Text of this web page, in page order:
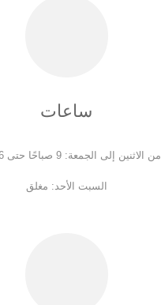
ساعات
من الاثنين إلى الجمعة: 9 صباحًا حتى 6 مساءً
السبت الأحد: مغلق